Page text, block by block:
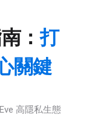
：打
關鍵
高隱私生態